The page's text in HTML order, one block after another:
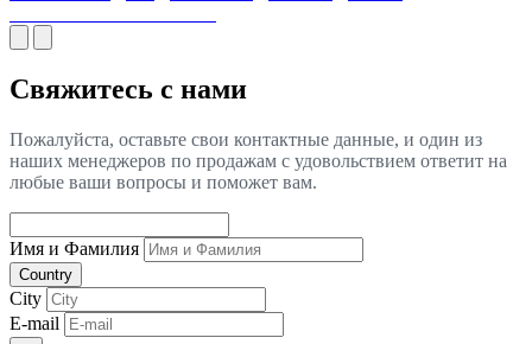
Свяжитесь с нами
Пожалуйста, оставьте свои контактные данные, и один из
наших менеджеров по продажам с удовольствием ответит на
любые ваши вопросы и поможет вам.
Имя и Фамилия
Country
City
E-mail